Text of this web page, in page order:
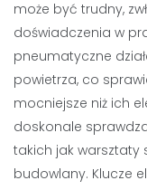
może być trudny,
doświadczenia w
pneumatyczne
powietrza, co
mocniejsze niż ich
doskonale
takich jak warsztaty
budowlany. Klucze